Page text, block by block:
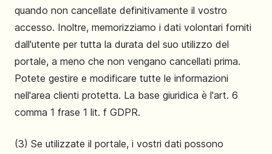
quando non cancellate definitivamente il vostro
accesso. Inoltre, memorizziamo i dati volontari forniti
dall'utente per tutta la durata del suo utilizzo del
portale, a meno che non vengano cancellati prima.
Potete gestire e modificare tutte le informazioni
nell'area clienti protetta. La base giuridica è l'art. 6
comma 1 frase 1 lit. f GDPR.
(3) Se utilizzate il portale, i vostri dati possono